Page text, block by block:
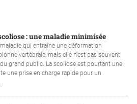
: une maladie minimisée
qui entraîne une déformation
vertébrale, mais elle n'est pas souvent
grand public. La scoliose est pourtant une
une prise en charge rapide pour un